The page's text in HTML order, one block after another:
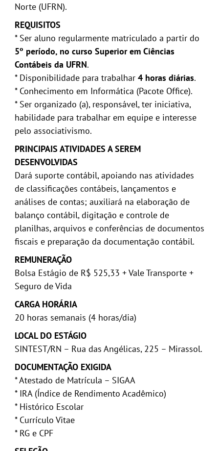
Norte (UFRN).
REQUISITOS
* Ser aluno regularmente matriculado a partir do
5º período, no curso Superior em Ciências
Contábeis da UFRN.
* Disponibilidade para trabalhar 4 horas diárias.
* Conhecimento em Informática (Pacote Office).
* Ser organizado (a), responsável, ter iniciativa,
habilidade para trabalhar em equipe e interesse
pelo associativismo.
PRINCIPAIS ATIVIDADES A SEREM
DESENVOLVIDAS
Dará suporte contábil, apoiando nas atividades
de classificações contábeis, lançamentos e
análises de contas; auxiliará na elaboração de
balanço contábil, digitação e controle de
planilhas, arquivos e conferências de documentos
fiscais e preparação da documentação contábil.
REMUNERAÇÃO
Bolsa Estágio de R$ 525,33 + Vale Transporte +
Seguro de Vida
CARGA HORÁRIA
20 horas semanais (4 horas/dia)
LOCAL DO ESTÁGIO
SINTEST/RN – Rua das Angélicas, 225 – Mirassol.
DOCUMENTAÇÃO EXIGIDA
* Atestado de Matrícula – SIGAA
* IRA (Índice de Rendimento Acadêmico)
* Histórico Escolar
* Currículo Vitae
* RG e CPF